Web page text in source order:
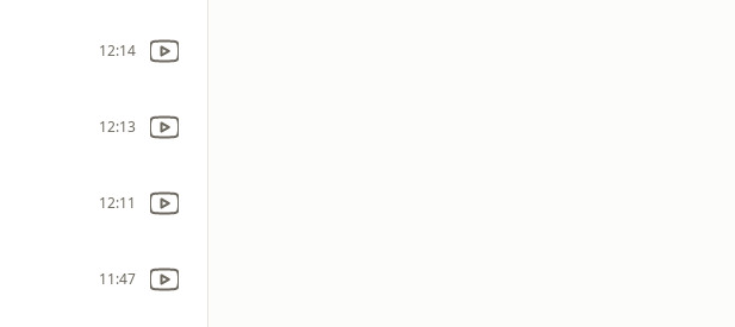
12:14
12:13
12:11
11:47